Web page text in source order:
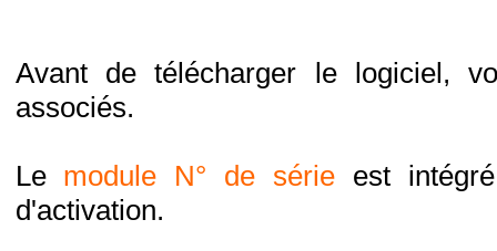
Avant de télécharger le logiciel,
associés.
Le module N° de série est
d'activation.